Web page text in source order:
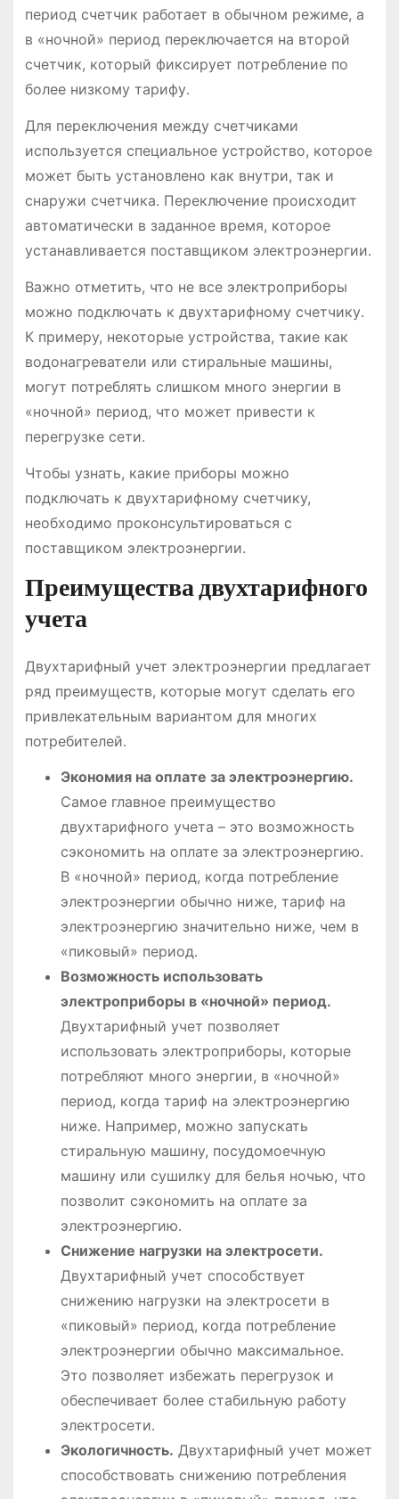
период счетчик работает в обычном режиме, а
в «ночной» период переключается на второй
счетчик, который фиксирует потребление по
более низкому тарифу․
Для переключения между счетчиками
используется специальное устройство, которое
может быть установлено как внутри, так и
снаружи счетчика․ Переключение происходит
автоматически в заданное время, которое
устанавливается поставщиком электроэнергии․
Важно отметить, что не все электроприборы
можно подключать к двухтарифному счетчику․
К примеру, некоторые устройства, такие как
водонагреватели или стиральные машины,
могут потреблять слишком много энергии в
«ночной» период, что может привести к
перегрузке сети․
Чтобы узнать, какие приборы можно
подключать к двухтарифному счетчику,
необходимо проконсультироваться с
поставщиком электроэнергии․
Преимущества двухтарифного
учета
Двухтарифный учет электроэнергии предлагает
ряд преимуществ, которые могут сделать его
привлекательным вариантом для многих
потребителей․
Экономия на оплате за электроэнергию․
Самое главное преимущество
двухтарифного учета – это возможность
сэкономить на оплате за электроэнергию․
В «ночной» период, когда потребление
электроэнергии обычно ниже, тариф на
электроэнергию значительно ниже, чем в
«пиковый» период․
Возможность использовать
электроприборы в «ночной» период․
Двухтарифный учет позволяет
использовать электроприборы, которые
потребляют много энергии, в «ночной»
период, когда тариф на электроэнергию
ниже․ Например, можно запускать
стиральную машину, посудомоечную
машину или сушилку для белья ночью, что
позволит сэкономить на оплате за
электроэнергию․
Снижение нагрузки на электросети․
Двухтарифный учет способствует
снижению нагрузки на электросети в
«пиковый» период, когда потребление
электроэнергии обычно максимальное․
Это позволяет избежать перегрузок и
обеспечивает более стабильную работу
электросети․
Экологичность․ Двухтарифный учет может
способствовать снижению потребления